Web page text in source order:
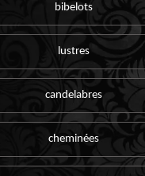
bibelots
lustres
candelabres
cheminées